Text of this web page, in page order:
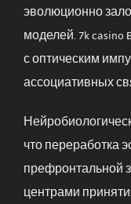
эволюционно
моделей. 7k casino
с оптическим
ассоциативных
что переработка
префронтальной
центрами